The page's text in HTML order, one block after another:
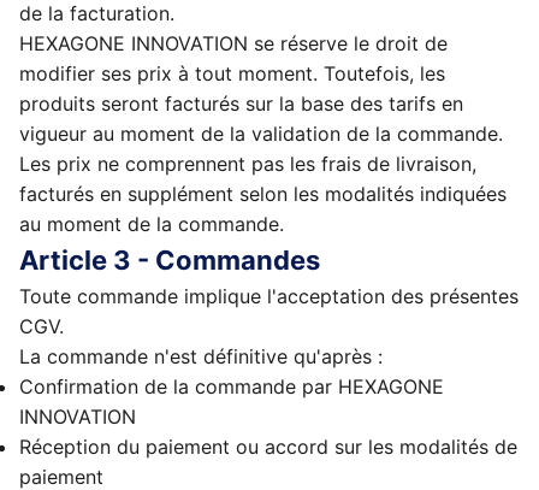
de la facturation.
HEXAGONE INNOVATION se réserve le droit de
modifier ses prix à tout moment. Toutefois, les
produits seront facturés sur la base des tarifs en
vigueur au moment de la validation de la commande.
Les prix ne comprennent pas les frais de livraison,
facturés en supplément selon les modalités indiquées
au moment de la commande.
Article 3 - Commandes
Toute commande implique l'acceptation des présentes
CGV.
La commande n'est définitive qu'après :
Confirmation de la commande par HEXAGONE
INNOVATION
Réception du paiement ou accord sur les modalités de
paiement